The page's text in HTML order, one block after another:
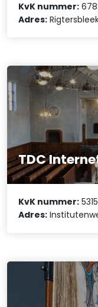
KvK nummer:
Adres:
TDC
KvK nummer:
Adres: